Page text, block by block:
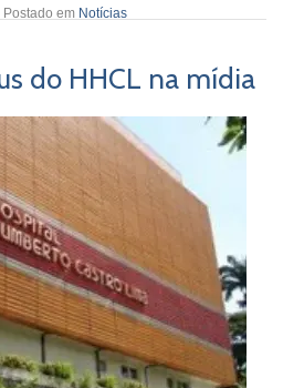
Postado em Notícias
do HHCL na mídia